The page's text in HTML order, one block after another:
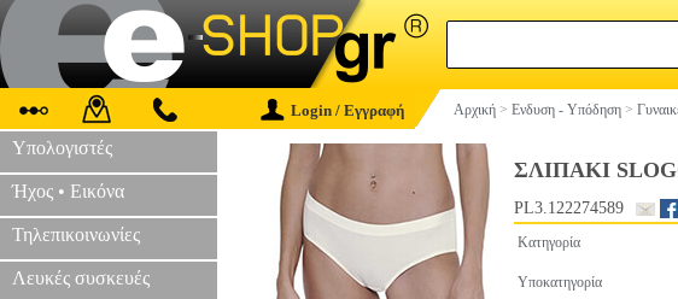
Login / Εγγραφή Αρχική > Ενδυση - Υπόδηση >
Υπολογιστές
Ήχος • Εικόνα
Τηλεπικοινωνίες
Λευκές συσκευές
ΣΛΙΠΑΚΙ
PL3.122274589
Κατηγορία
Υποκατηγορία